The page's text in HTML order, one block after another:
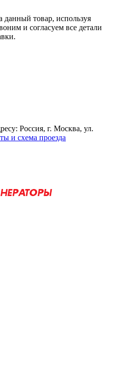
данный товар, используя
и согласуем все детали
Россия, г. Москва, ул.
и схема проезда